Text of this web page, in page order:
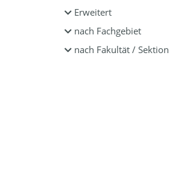
Erweitert
nach Fachgebiet
nach Fakultät / Sektion